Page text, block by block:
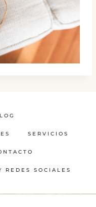
SERVICIOS
SOCIALES